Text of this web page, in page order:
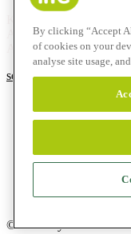
Aus der Schweiz:0800
Aus dem Ausland: +41
service@mylife-
© 2026 mylife Diabetes
By clicking “Accept
of cookies on your
analyse site usage,